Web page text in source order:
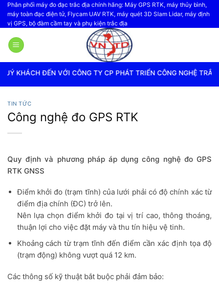
Bỏ
qua
nội
dung
Phân phối máy đo đạc trắc địa chính hãng: Máy GPS RTK, máy thủy bình,
máy toàn đạc điện tử, Flycam UAV RTK, máy quét 3D Slam Lidar, máy định
vị GPS, bộ đàm cầm tay và phụ kiện trắc địa
CÔNG TY CP PHÁT TRIỂN CÔNG NGHỆ TRẮC ĐỊA VIỆT NAM
TIN TỨC
Công nghệ đo GPS RTK
Quy định và phương pháp áp dụng công nghệ đo GPS
RTK GNSS
Điểm khởi đo (trạm tĩnh) của lưới phải có độ chính xác từ
điểm địa chính (ĐC) trở lên.
Nên lựa chọn điểm khởi đo tại vị trí cao, thông thoáng,
thuận lợi cho việc đặt máy và thu tín hiệu vệ tinh.
Khoảng cách từ trạm tĩnh đến điểm cần xác định tọa độ
(trạm động) không vượt quá 12 km.
Các thông số kỹ thuật bắt buộc phải đảm bảo: